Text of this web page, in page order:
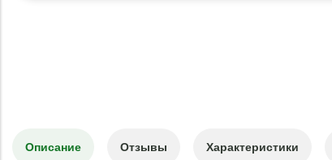
Описание Отзывы Характеристики